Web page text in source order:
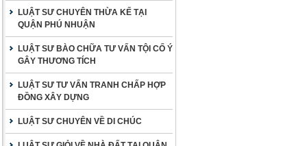
LUẬT SƯ CHUYÊN THỪA KẾ TẠI
QUẬN PHÚ NHUẬN
LUẬT SƯ BÀO CHỮA TƯ VẤN TỘI CỐ Ý
GÂY THƯƠNG TÍCH
LUẬT SƯ TƯ VẤN TRANH CHẤP HỢP
ĐỒNG XÂY DỰNG
LUẬT SƯ CHUYÊN VỀ DI CHÚC